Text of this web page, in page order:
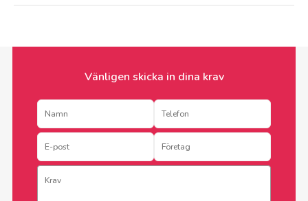
Vänligen skicka in dina krav